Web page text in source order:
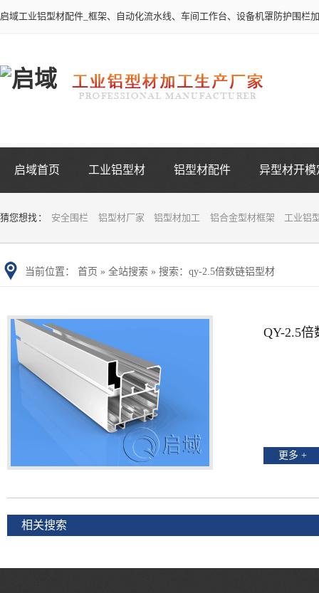
启域工业铝型材配件_框架、自动化流水线、车间工作台、设备机罩防护围栏
启域首页 工业铝型材 铝型材配件 异型材开模
猜您想找 ： 安全围栏 铝型材厂家 铝型材加工 铝合金型材框架 工业铝
当前位置： 首页 » 全站搜索 » 搜索：qy-2.5倍数链铝型材
QY-2.5倍
更多 +
相关搜索